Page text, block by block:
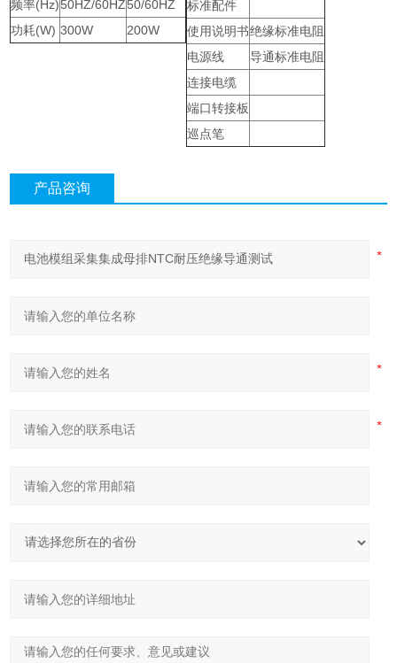
频率(Hz)50HZ/60HZ50/60HZ
功耗(W) 300W 200W
标准配件
使用说明书绝缘标准电阻
电源线
导通标准电阻
连接电缆
端口转接板
巡点笔
产品咨询